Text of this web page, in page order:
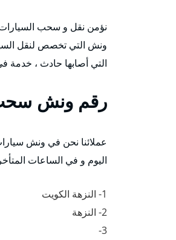
نؤمن نقل و سحب
ونش التي تخصص لنقل
التي أصابها حادث ،
رقم ونش سحب
عملائنا نحن في ونش
اليوم و في الساعات
1- النزهة الكويت
2- النزهة
3-